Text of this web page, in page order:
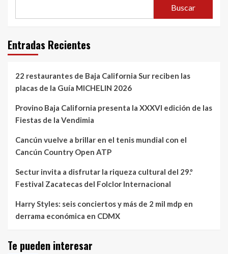
Buscar
Entradas Recientes
22 restaurantes de Baja California Sur reciben las
placas de la Guía MICHELIN 2026
Provino Baja California presenta la XXXVI edición de las
Fiestas de la Vendimia
Cancún vuelve a brillar en el tenis mundial con el
Cancún Country Open ATP
Sectur invita a disfrutar la riqueza cultural del 29.º
Festival Zacatecas del Folclor Internacional
Harry Styles: seis conciertos y más de 2 mil mdp en
derrama económica en CDMX
Te pueden interesar